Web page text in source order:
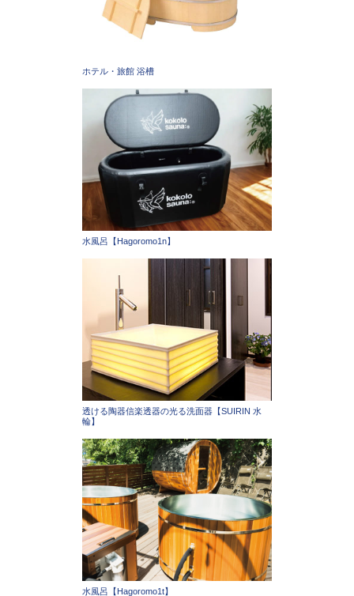
ホテル・旅館 浴槽
水風呂【Hagoromo1n】
透ける陶器信楽透器の光る洗面器【SUIRIN 水
輪】
水風呂【Hagoromo1t】